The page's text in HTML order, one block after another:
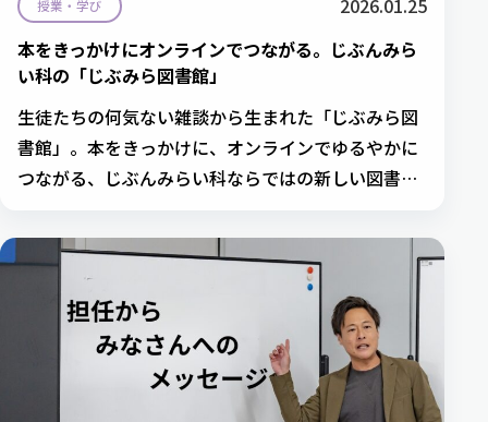
授業・学び
本をきっかけにオンラインでつながる。じぶんみら
い科の「じぶみら図書館」
生徒たちの何気ない雑談から生まれた「じぶみら図
書館」。本をきっかけに、オンラインでゆるやかに
つながる、じぶんみらい科ならではの新しい図書館